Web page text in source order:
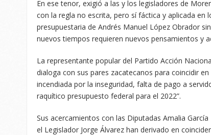
En ese tenor, exigió a las y los legisladores de
con la regla no escrita, pero sí fáctica y aplicada
presupuestaria de Andrés Manuel López Obrador
nuevos tiempos requieren nuevos pensamientos y
La representante popular del Partido Acción
dialoga con sus pares zacatecanos para coincidir
incendiada por la inseguridad, falta de pago a
raquítico presupuesto federal para el 2022”.
Sus acercamientos con las Diputadas Amalia
el Legislador Jorge Álvarez han derivado en